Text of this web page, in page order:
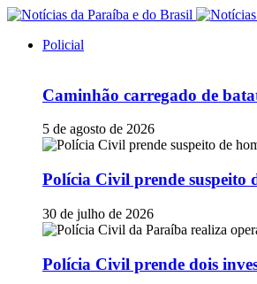
Policial
Caminhão carregado de
5 de agosto de 2026
Polícia Civil prende suspeito
30 de julho de 2026
Polícia Civil prende dois